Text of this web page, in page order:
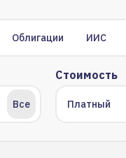
Облигации ИИС
Все
Стоимость
Платный